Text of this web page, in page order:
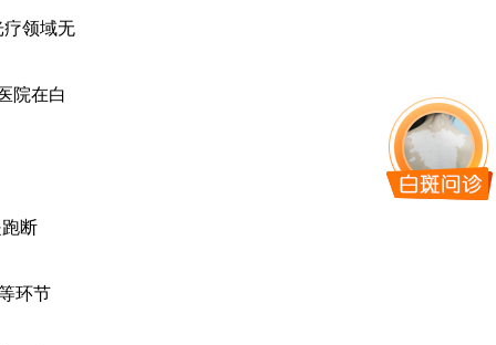
领域无
院在白
断
环节